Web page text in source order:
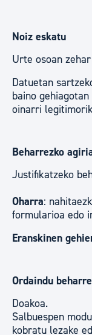
Noiz eskatu
Urte osoan zehar
Datuetan
baino
oinarri
Beharrezko
Justifikatzeko
Oharra:
formularioa edo
Eranskinen
Ordaindu
Doakoa.
Salbuespen
kobratu lezake